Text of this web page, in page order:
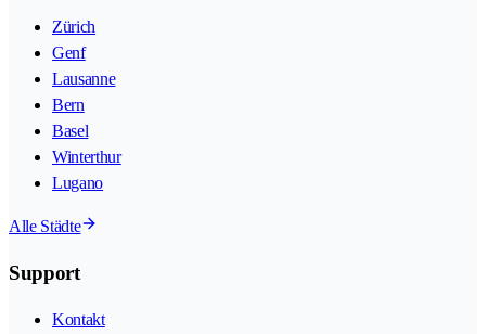
Zürich
Genf
Lausanne
Bern
Basel
Winterthur
Lugano
Alle Städte
Support
Kontakt